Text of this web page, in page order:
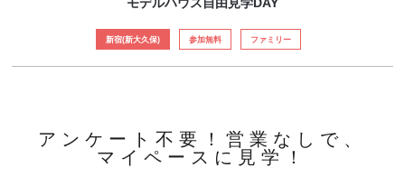
新宿(新大久保) 参加無料 ファミリー
アンケート不要！営業なしで、
マイペースに見学！